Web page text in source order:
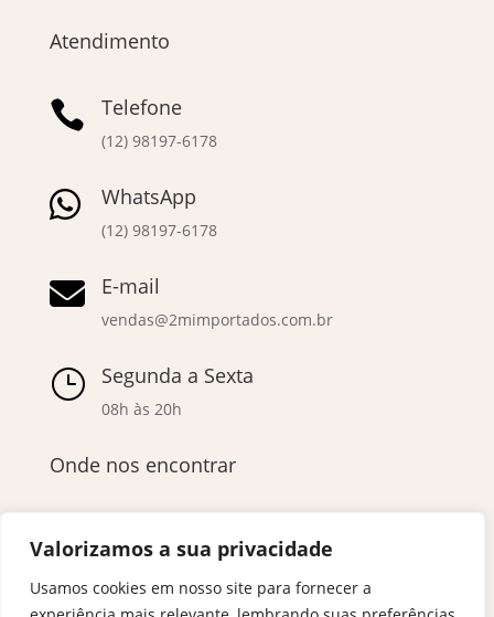
Valorizamos a sua privacidade
Usamos cookies em nosso site para fornecer a
Atendimento
 Telefone
(12) 98197-6178
 WhatsApp
(12) 98197-6178
 E-mail
vendas@2mimportados.com.br
} Segunda a Sexta
08h às 20h
Onde nos encontrar